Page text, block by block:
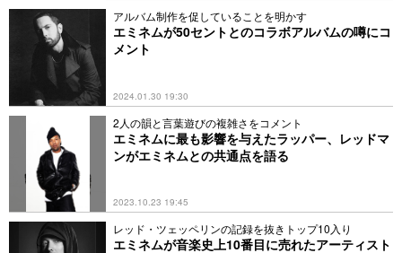
アルバム制作を促していることを明かす
エミネムが50セントとのコラボアルバムの噂にコ
メント
2024.01.30 19:30
2人の韻と言葉遊びの複雑さをコメント
エミネムに最も影響を与えたラッパー、レッドマ
ンがエミネムとの共通点を語る
2023.10.23 19:45
レッド・ツェッペリンの記録を抜きトップ10入り
エミネムが音楽史上10番目に売れたアーティスト